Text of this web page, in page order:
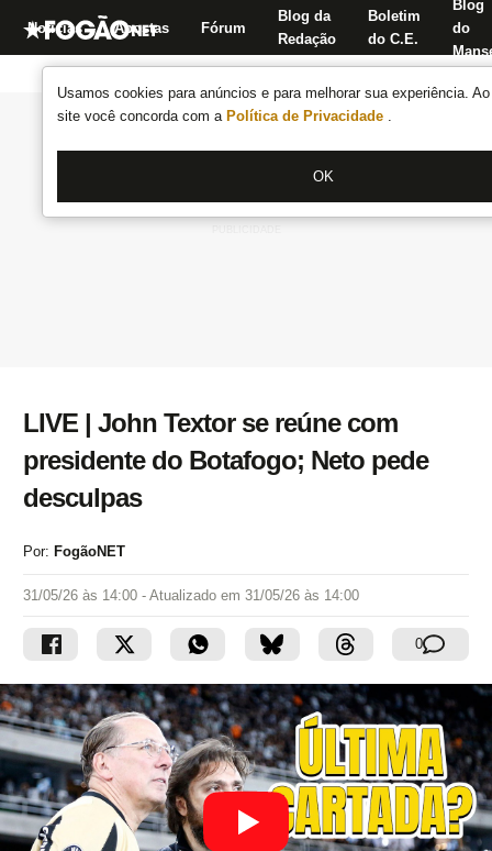
Usamos cookies para anúncios e para melhorar sua experiência.
site você concorda com a Política de Privacidade .
OK
Notícias Apostas Fórum
Blog da
Redação
Boletim
do C.E.
Blog
do
LIVE | John Textor se reúne com
presidente do Botafogo; Neto pede
desculpas
Por: FogãoNET
31/05/26 às 14:00 - Atualizado em 31/05/26 às 14:00
0